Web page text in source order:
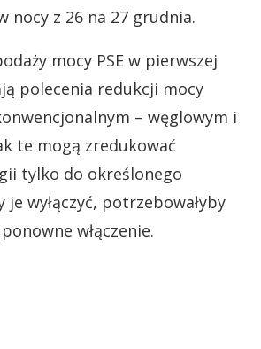
nocy z 26 na 27 grudnia.
mocy PSE w pierwszej
polecenia redukcji mocy
– węglowym i
te mogą zredukować
tylko do określonego
je wyłączyć, potrzebowałyby
włączenie.